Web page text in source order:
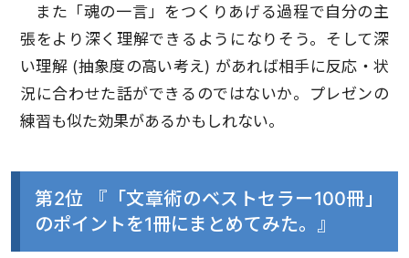
また「魂の一言」をつくりあげる過程で自分の主
張をより深く理解できるようになりそう。そして深
い理解 (抽象度の高い考え) があれば相手に反応・状
況に合わせた話ができるのではないか。プレゼンの
練習も似た効果があるかもしれない。
第2位 『「文章術のベストセラー100冊」
のポイントを1冊にまとめてみた。』